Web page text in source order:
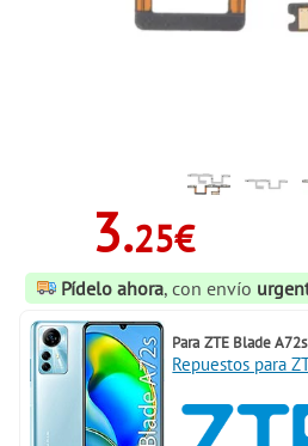
3.25€
Pídelo ahora, con envío
Para ZTE Blade A72s
Repuestos para